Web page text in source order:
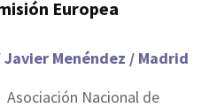
Europea
Menéndez / Madrid
Nacional de